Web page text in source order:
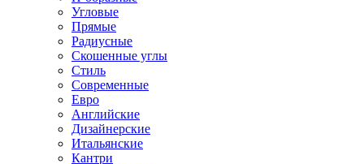
Угловые
Прямые
Радиусные
Скошенные углы
Стиль
Современные
Евро
Английские
Дизайнерские
Итальянские
Кантри